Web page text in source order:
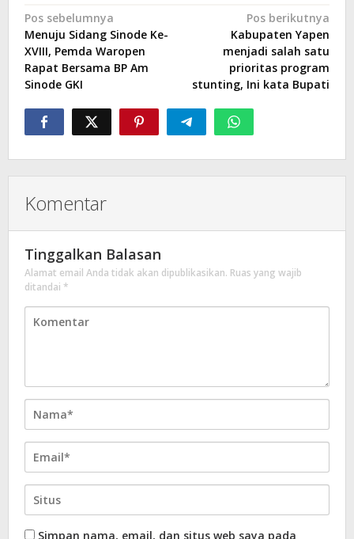
Navigasi
pos
Pos sebelumnya
Menuju Sidang Sinode Ke-
XVIII, Pemda Waropen
Rapat Bersama BP Am
Sinode GKI
Pos berikutnya
Kabupaten Yapen
menjadi salah satu
prioritas program
stunting, Ini kata Bupati
Komentar
Tinggalkan Balasan
Alamat email Anda tidak akan dipublikasikan. Ruas yang wajib
ditandai *
Simpan nama, email, dan situs web saya pada